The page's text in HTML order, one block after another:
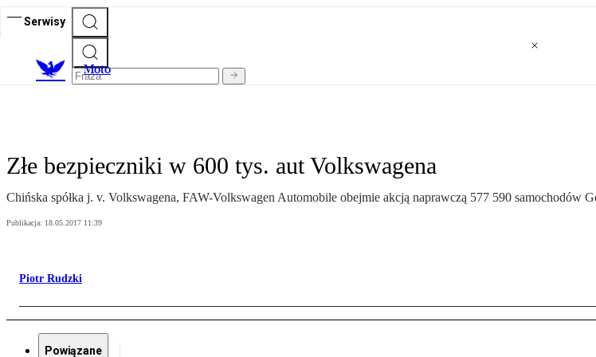
Serwisy
Moto
Złe bezpieczniki w 600 tys. aut Volkswagena
Chińska spółka j. v. Volkswagena, FAW-Volkswagen Automobile obejmie akcją naprawczą 577 590 samochodów
Publikacja: 18.05.2017 11:39
Piotr Rudzki
Powiązane